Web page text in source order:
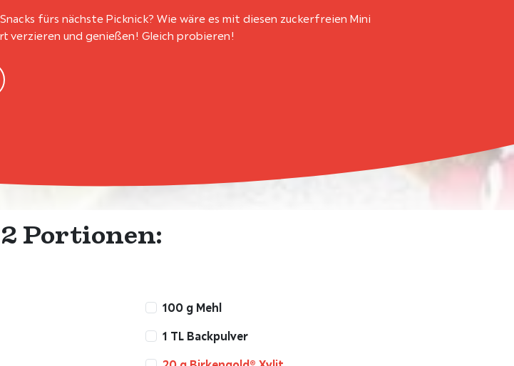
fürs nächste Picknick? Wie wäre es mit diesen zuckerfreien Mini
verzieren und genießen! Gleich probieren!
Portionen:
100 g Mehl
1 TL Backpulver